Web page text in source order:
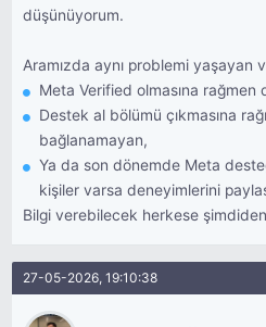
düşünüyorum.
Aramızda aynı problemi yaşayan
Meta Verified olmasına rağmen
Destek al bölümü çıkmasına
bağlanamayan,
Ya da son dönemde Meta
kişiler varsa deneyimlerini
Bilgi verebilecek herkese
27-05-2026, 19:10:38